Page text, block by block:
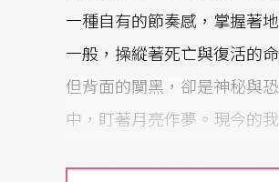
一種自有的節奏感，掌握著
一般，操縱著死亡與復活的
但背面的闃黑，卻是神秘與
中，盯著月亮作夢。現今的
「陰幽」的美感 老少咸宜